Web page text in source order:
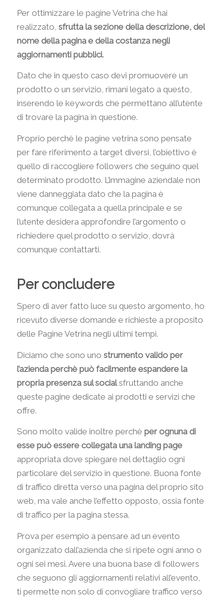
Per ottimizzare le pagine Vetrina che hai
realizzato, sfrutta la sezione della descrizione, del
nome della pagina e della costanza negli
aggiornamenti pubblici.
Dato che in questo caso devi promuovere un
prodotto o un servizio, rimani legato a questo,
inserendo le keywords che permettano all’utente
di trovare la pagina in questione.
Proprio perchè le pagine vetrina sono pensate
per fare riferimento a target diversi, l’obiettivo è
quello di raccogliere followers che seguino quel
determinato prodotto. L’immagine aziendale non
viene danneggiata dato che la pagina è
comunque collegata a quella principale e se
l’utente desidera approfondire l’argomento o
richiedere quel prodotto o servizio, dovrà
comunque contattarti.
Per concludere
Spero di aver fatto luce su questo argomento, ho
ricevuto diverse domande e richieste a proposito
delle Pagine Vetrina negli ultimi tempi.
Diciamo che sono uno strumento valido per
l’azienda perchè può facilmente espandere la
propria presenza sul socialsfruttando anche
queste pagine dedicate ai prodotti e servizi che
offre.
Sono molto valide inoltre perchè per ognuna di
esse può essere collegata una landing page
appropriata dove spiegare nel dettaglio ogni
particolare del servizio in questione. Buona fonte
di traffico diretta verso una pagina del proprio sito
web, ma vale anche l’effetto opposto, ossia fonte
di traffico per la pagina stessa.
Prova per esempio a pensare ad un evento
organizzato dall’azienda che si ripete ogni anno o
ogni sei mesi. Avere una buona base di followers
che seguono gli aggiornamenti relativi all’evento,
ti permette non solo di convogliare traffico verso